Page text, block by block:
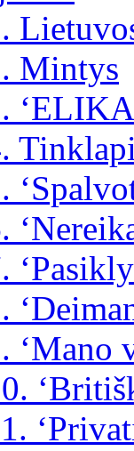
Mintys
‘Mano